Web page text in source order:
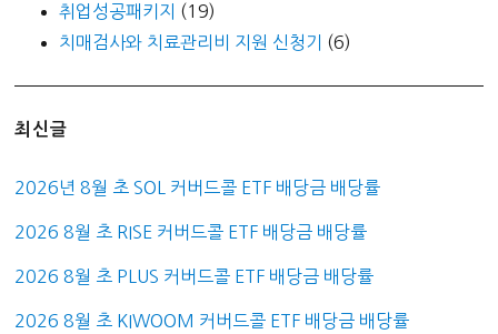
취업성공패키지
(19)
치매검사와 치료관리비 지원 신청기
(6)
최신글
2026년 8월 초 SOL 커버드콜 ETF 배당금 배당률
2026 8월 초 RISE 커버드콜 ETF 배당금 배당률
2026 8월 초 PLUS 커버드콜 ETF 배당금 배당률
2026 8월 초 KIWOOM 커버드콜 ETF 배당금 배당률